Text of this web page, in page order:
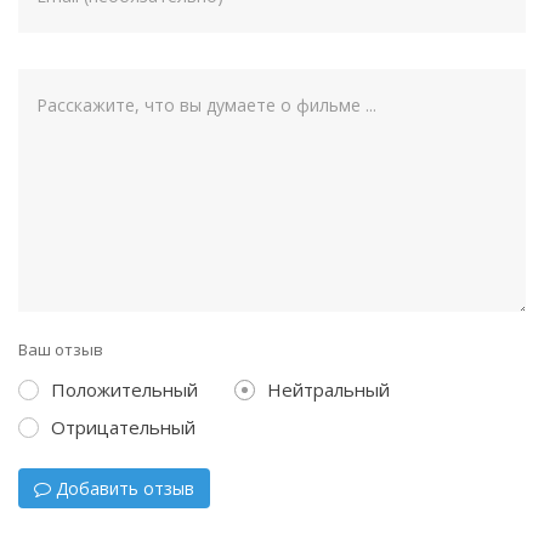
Ваш отзыв
Положительный
Нейтральный
Отрицательный
Добавить отзыв